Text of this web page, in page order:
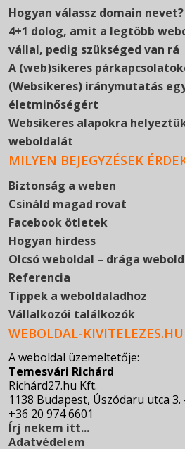
Hogyan válassz domain nevet?
4+1 dolog, amit a legtöbb
vállal, pedig szükséged van rá
A (web)sikeres
(Websikeres) iránymutatás
életminőségért
Websikeres alapokra
weboldalát
MILYEN BEJEGYZÉSEK
Biztonság a weben
Csináld magad rovat
Facebook ötletek
Hogyan hirdess
Olcsó weboldal – drága
Referencia
Tippek a weboldaladhoz
Vállalkozói találkozók
WEBOLDAL-KIVITELEZES.HU
A weboldal üzemeltetője:
Temesvári Richárd
Richárd27.hu Kft.
1138 Budapest, Úszódaru utca 3.
+36 20 974 6601
Írj nekem itt...
Adatvédelem